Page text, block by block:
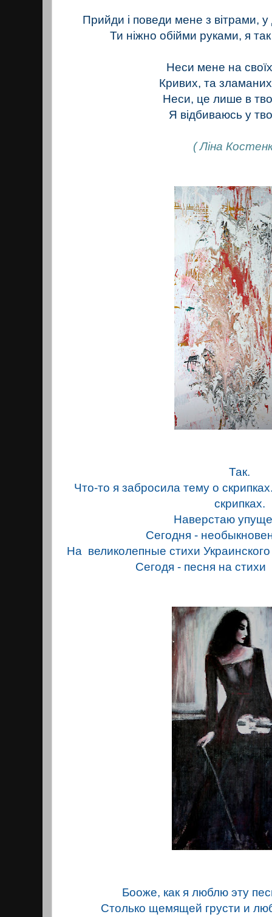
Прийди і поведи мене з вітрами, у
Ти ніжно обійми руками, я
Неси мене на
Кривих, та
Неси, це лише в
Я відбиваюсь у
( Ліна
Так.
Что-то я забросила тему о
скрипках.
Наверстаю
Сегодня -
На великолепные стихи
Сегодя - песня на стихи
Бооже, как я люблю эту
Столько щемящей грусти и